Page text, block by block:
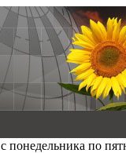
с понедельника по